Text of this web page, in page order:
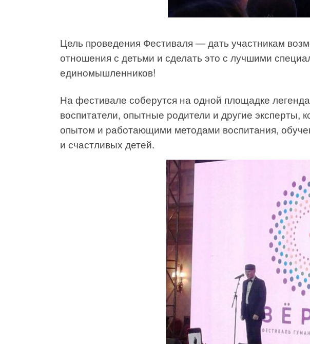
Цель проведения Фестиваля — дать участникам
отношения с детьми и сделать это с лучшими
единомышленников!
На фестивале соберутся на одной площадке
воспитатели, опытные родители и другие эксперты,
опытом и работающими методами воспитания,
и счастливых детей.